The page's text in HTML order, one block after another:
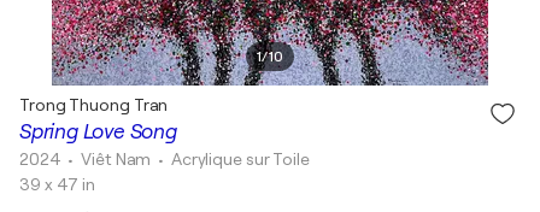
1/10
Spring Love Song
Trong Thuong Tran
2024 • Viêt Nam • Acrylique sur Toile
39 x 47 in